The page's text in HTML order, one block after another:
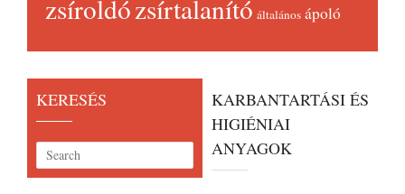
zsíroldózsírtalanító általános ápoló
KERESÉS
KARBANTARTÁSI ÉS
HIGIÉNIAI
ANYAGOK